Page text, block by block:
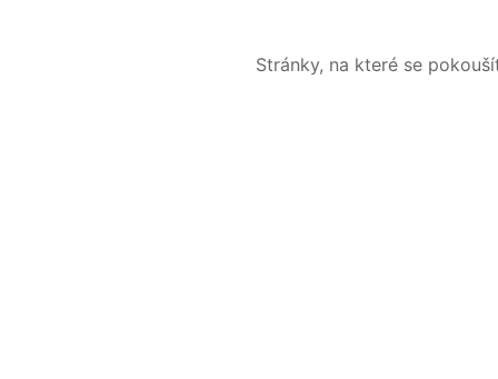
Stránky, na které se